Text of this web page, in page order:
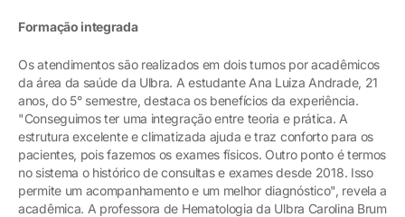
Formação integrada
Os atendimentos são realizados em dois turnos por acadêmicos
da área da saúde da Ulbra. A estudante Ana Luiza Andrade, 21
anos, do 5° semestre, destaca os benefícios da experiência.
"Conseguimos ter uma integração entre teoria e prática. A
estrutura excelente e climatizada ajuda e traz conforto para os
pacientes, pois fazemos os exames físicos. Outro ponto é termos
no sistema o histórico de consultas e exames desde 2018. Isso
permite um acompanhamento e um melhor diagnóstico", revela a
acadêmica. A professora de Hematologia da Ulbra Carolina Brum